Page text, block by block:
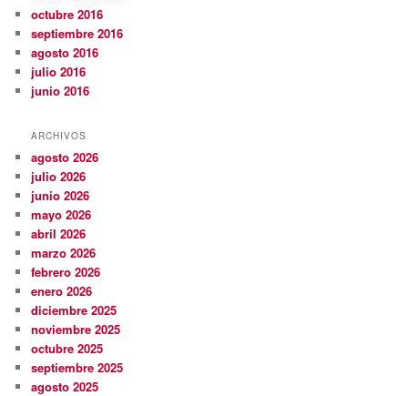
octubre 2016
septiembre 2016
agosto 2016
julio 2016
junio 2016
ARCHIVOS
agosto 2026
julio 2026
junio 2026
mayo 2026
abril 2026
marzo 2026
febrero 2026
enero 2026
diciembre 2025
noviembre 2025
octubre 2025
septiembre 2025
agosto 2025